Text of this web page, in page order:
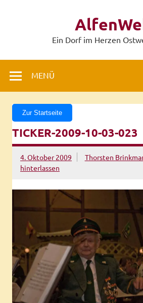
Ein Dorf im Herzen
MENÜ
Zur Startseite
TICKER-2009-10-03-023
4. Oktober 2009 Thorsten
hinterlassen